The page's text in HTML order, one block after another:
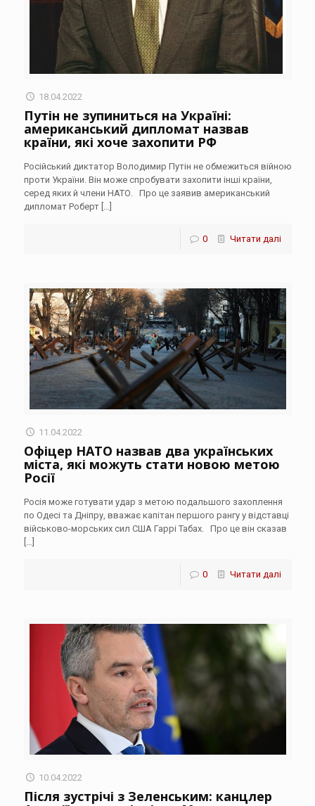
18.04.2022
Путін не зупиниться на Україні:
американський дипломат назвав
країни, які хоче захопити РФ
Російський диктатор Володимир Путін не обмежиться війною
проти України. Він може спробувати захопити інші країни,
серед яких й члени НАТО. Про це заявив американський
дипломат Роберт[…]
0 Читати далі
11.04.2022
Офіцер НАТО назвав два українських
міста, які можуть стати новою метою
Росії
Росія може готувати удар з метою подальшого захоплення
по Одесі та Дніпру, вважає капітан першого рангу у відставці
військово-морських сил США Гаррі Табах. Про це він сказав
[…]
0 Читати далі
10.04.2022
Після зустрічі з Зеленським: канцлер